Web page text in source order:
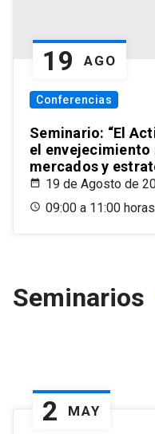
19 AGO
Conferencias
Seminario: “El
el
mercados y
19 de Agosto de
09:00 a 11:00 horas
Seminarios
2 MAY